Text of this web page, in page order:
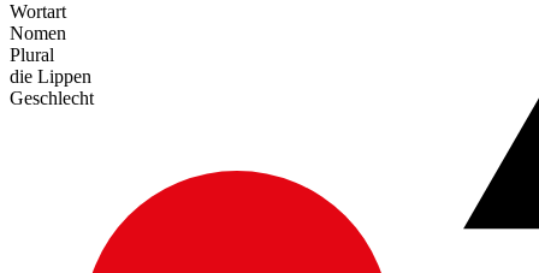
Wortart
Nomen
Plural
die Lippen
Geschlecht